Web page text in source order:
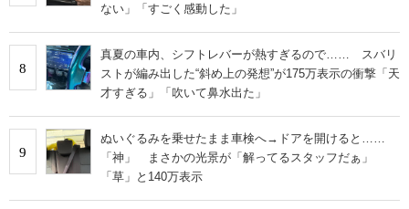
ない」「すごく感動した」
8
真夏の車内、シフトレバーが熱すぎるので…… スバリ
ストが編み出した“斜め上の発想”が175万表示の衝撃「天
才すぎる」「吹いて鼻水出た」
9
ぬいぐるみを乗せたまま車検へ→ドアを開けると……
「神」 まさかの光景が「解ってるスタッフだぁ」
「草」と140万表示